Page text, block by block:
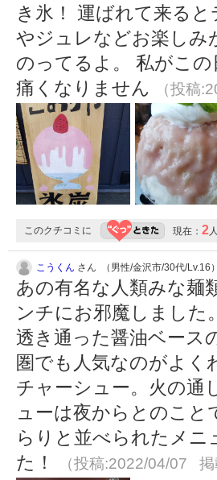
き氷！ 運ばれて来る
やジュレなどお楽しみ
のってるよ。 私がこ
痛くなりません
（投稿
このクチコミに 現在： 2人
こうくん さん （男性/金沢市/30代/Lv.16）
あの有名な人類みな麺
ンチにお邪魔しました
透き通った醤油ベース
圏でも人気なのがよ
チャーシュー。火の通
ューは夜からとのこ
らりと並べられたメニ
た！
（投稿:2022/04/07 掲